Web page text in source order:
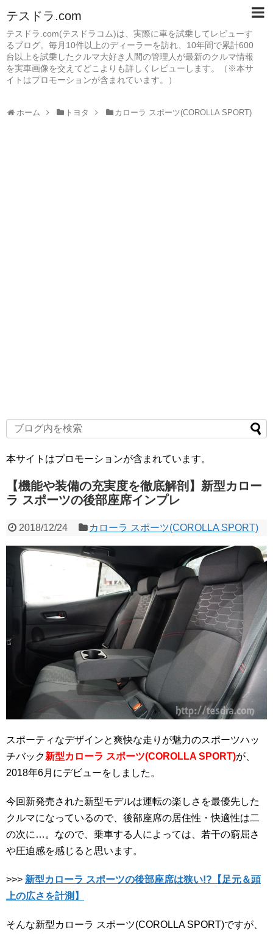
テスドラ.com
テスドラ.com(テスドラコム)は、実際に車を試乗してレビューす
るブログ。毎月10件以上のディーラーを訪れ、10年間で累計600
台以上を試乗したクルマ大好き人間の管理人が最新のクルマ情報
を実車画像を交えてどこよりも詳しくレビューします。（※本サ
イトはプロモーションが含まれています。）
ホーム トヨタ カローラ スポーツ(COROLLA SPORT)
本サイトはプロモーションが含まれています。
【機能や装備の充実度を徹底解剖】新型カロー
ラ スポーツの後部座席インプレ
2018/12/24 カローラ スポーツ(COROLLA SPORT)
スポーティなデザインと爽快な走りが魅力のスポーツハッ
チバック新型カローラ スポーツ(COROLLA SPORT)が、
2018年6月にデビューをしました。
今回新発売された新型モデルは運転の楽しさを最優先した
クルマになっているので、後部座席の居住性・快適性は二
の次に…。なので、乗車する人によっては、若干の窮屈さ
や圧迫感を感じると思います。
>>> 新型カローラ スポーツの後部座席は狭い!?【足元＆頭
上の広さを計測】
そんな新型カローラ スポーツ(COROLLA SPORT)ですが、